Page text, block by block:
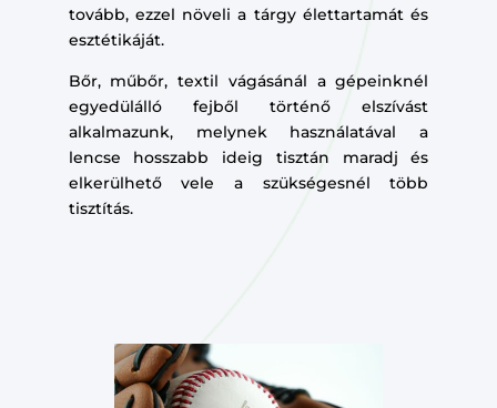
tovább, ezzel növeli a tárgy élettartamát és
esztétikáját.
Bőr, műbőr, textil vágásánál a gépeinknél
egyedülálló fejből történő elszívást
alkalmazunk, melynek használatával a
lencse hosszabb ideig tisztán maradj és
elkerülhető vele a szükségesnél több
tisztítás.